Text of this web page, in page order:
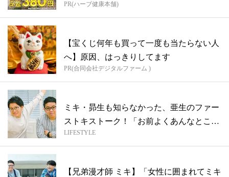
PR(ハーブ健康本舗)
【宝くじ何年も買って一度も当たらない人
へ】原因、はっきりしてます
PR(合同会社デジタルファーム )
ミキ・昴生も知らなかった、亜生のファー
ストキストーク！「お前よくあんなところ
で…...
LIFESTYLE
【兄弟漫才師 ミキ】「女性に囲まれてミキ